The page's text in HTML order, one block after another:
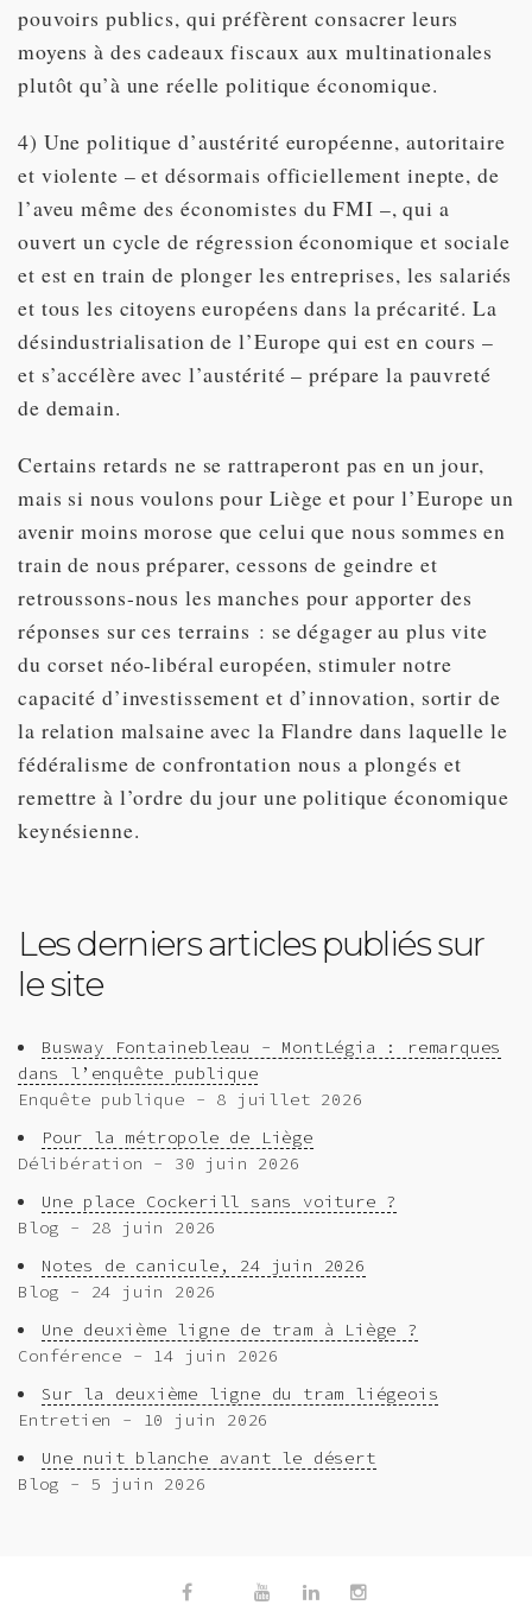
pouvoirs publics, qui préfèrent consacrer leurs
moyens à des cadeaux fiscaux aux multinationales
plutôt qu’à une réelle politique économique.
4) Une politique d’austérité européenne, autoritaire
et violente – et désormais officiellement inepte, de
l’aveu même des économistes du FMI –, qui a
ouvert un cycle de régression économique et sociale
et est en train de plonger les entreprises, les salariés
et tous les citoyens européens dans la précarité. La
désindustrialisation de l’Europe qui est en cours –
et s’accélère avec l’austérité – prépare la pauvreté
de demain.
Certains retards ne se rattraperont pas en un jour,
mais si nous voulons pour Liège et pour l’Europe un
avenir moins morose que celui que nous sommes en
train de nous préparer, cessons de geindre et
retroussons-nous les manches pour apporter des
réponses sur ces terrains : se dégager au plus vite
du corset néo-libéral européen, stimuler notre
capacité d’investissement et d’innovation, sortir de
la relation malsaine avec la Flandre dans laquelle le
fédéralisme de confrontation nous a plongés et
remettre à l’ordre du jour une politique économique
keynésienne.
Les derniers articles publiés sur
le site
Busway Fontainebleau - MontLégia : remarques
dans l’enquête publique
Enquête publique - 8 juillet 2026
Pour la métropole de Liège
Délibération - 30 juin 2026
Une place Cockerill sans voiture ?
Blog - 28 juin 2026
Notes de canicule, 24 juin 2026
Blog - 24 juin 2026
Une deuxième ligne de tram à Liège ?
Conférence - 14 juin 2026
Sur la deuxième ligne du tram liégeois
Entretien - 10 juin 2026
Une nuit blanche avant le désert
Blog - 5 juin 2026